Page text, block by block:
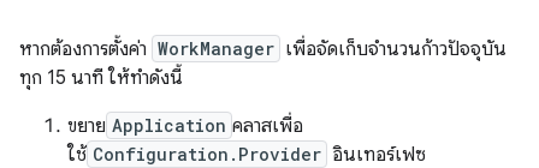
หากต้องการตั้งค่า WorkManager เพื่อจัดเก็บจำนวนก้าวปัจจุบัน
ทุก 15 นาที ให้ทำดังนี้
ขยาย Application คลาสเพื่อ
ใช้ Configuration.Provider อินเทอร์เฟซ